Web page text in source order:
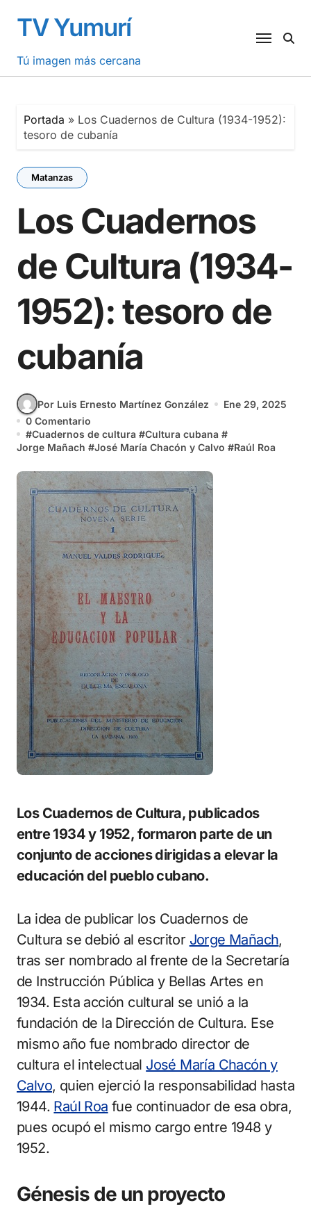
contenido
TV Yumurí
Tú imagen más cercana
Portada » Los Cuadernos de Cultura (1934-1952):
tesoro de cubanía
Matanzas
Los Cuadernos
de Cultura (1934-
1952): tesoro de
cubanía
Por Luis Ernesto Martínez González
Ene 29, 2025
0 Comentario
#Cuadernos de cultura #Cultura cubana #
Jorge Mañach #José María Chacón y Calvo #Raúl Roa
Los Cuadernos de Cultura, publicados
entre 1934 y 1952, formaron parte de un
conjunto de acciones dirigidas a elevar la
educación del pueblo cubano.
La idea de publicar los Cuadernos de
Cultura se debió al escritor Jorge Mañach,
tras ser nombrado al frente de la Secretaría
de Instrucción Pública y Bellas Artes en
1934. Esta acción cultural se unió a la
fundación de la Dirección de Cultura. Ese
mismo año fue nombrado director de
cultura el intelectual José María Chacón y
Calvo, quien ejerció la responsabilidad hasta
1944. Raúl Roa fue continuador de esa obra,
pues ocupó el mismo cargo entre 1948 y
1952.
Génesis de un proyecto